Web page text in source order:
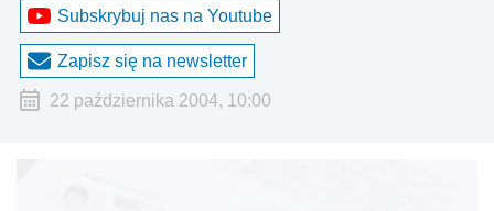
Subskrybuj nas na Youtube
Zapisz się na newsletter
22 października 2004, 10:00